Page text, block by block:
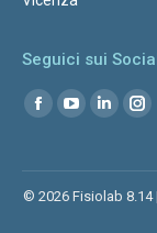
Seguici sui
Ci puoi trovare su:
© 2026 Fisiolab 8.14